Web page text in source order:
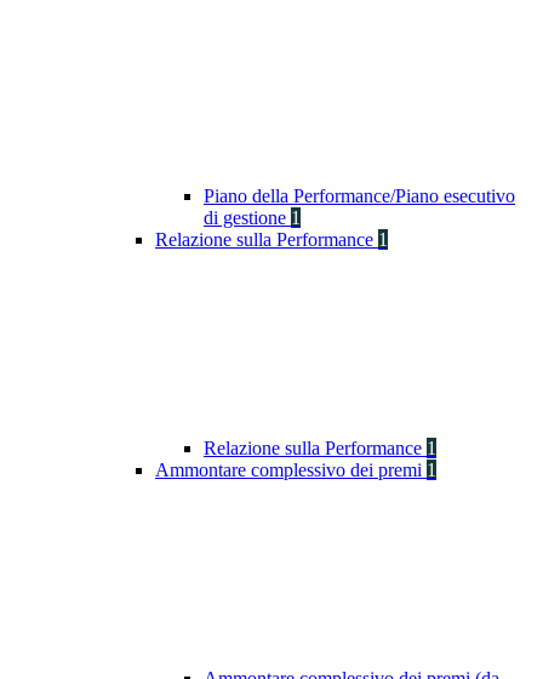
Piano della Performance/Piano esecutivo
di gestione 1
Relazione sulla Performance 1
Relazione sulla Performance 1
Ammontare complessivo dei premi 1